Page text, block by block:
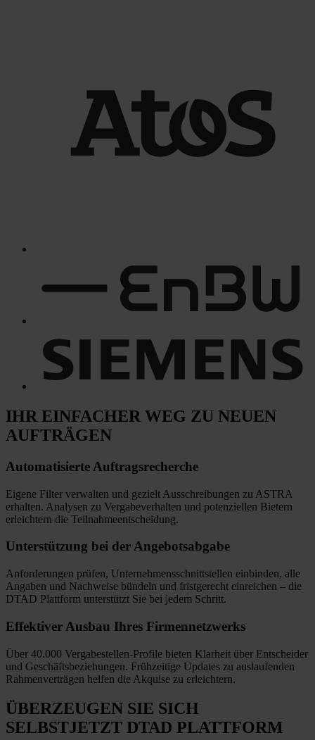
IHR EINFACHER WEG ZU NEUEN
AUFTRÄGEN
Automatisierte Auftragsrecherche
Eigene Filter verwalten und gezielt Ausschreibungen zu ASTRA
erhalten. Analysen zu Vergabeverhalten und potenziellen Bietern
erleichtern die Teilnahmeentscheidung.
Unterstützung bei der Angebotsabgabe
Anforderungen prüfen, Unternehmensschnittstellen einbinden, alle
Angaben und Nachweise bündeln und fristgerecht einreichen – die
DTAD Plattform unterstützt Sie bei jedem Schritt.
Effektiver Ausbau Ihres Firmennetzwerks
Über 40.000 Vergabestellen-Profile bieten Klarheit über Entscheider
und Geschäftsbeziehungen. Frühzeitige Updates zu auslaufenden
Rahmenverträgen helfen die Akquise zu erleichtern.
ÜBERZEUGEN SIE SICH
SELBSTJETZT DTAD PLATTFORM